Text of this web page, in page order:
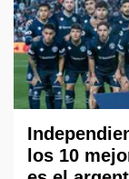
los 10